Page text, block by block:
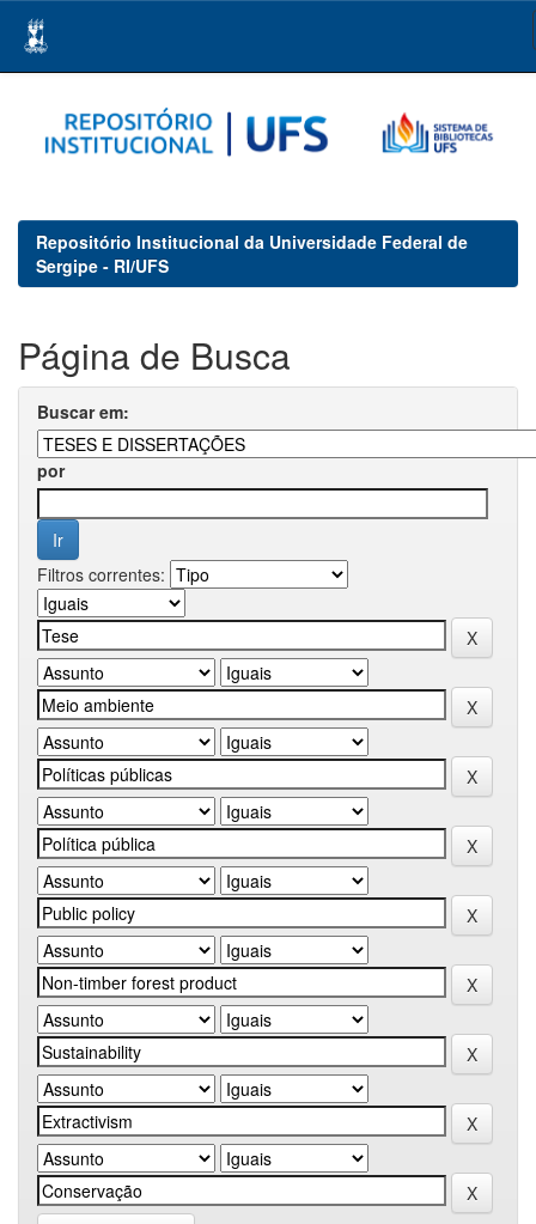
navigation
Repositório Institucional da Universidade Federal de
Sergipe - RI/UFS
Página de Busca
Buscar em:
por
Filtros correntes: